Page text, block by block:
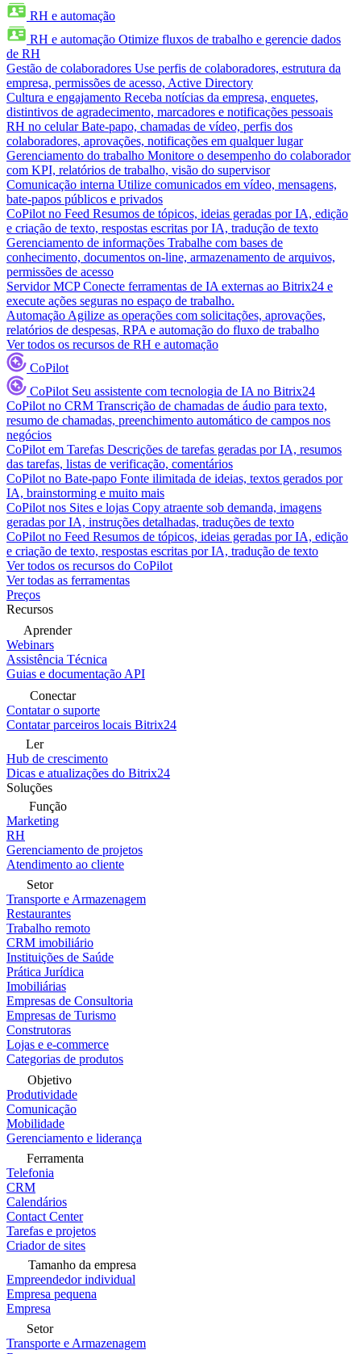
RH e automação
RH e automação Otimize fluxos de trabalho e gerencie dados
de RH
Gestão de colaboradores Use perfis de colaboradores, estrutura da
empresa, permissões de acesso, Active Directory
Cultura e engajamento Receba notícias da empresa, enquetes,
distintivos de agradecimento, marcadores e notificações pessoais
RH no celular Bate-papo, chamadas de vídeo, perfis dos
colaboradores, aprovações, notificações em qualquer lugar
Gerenciamento do trabalho Monitore o desempenho do colaborador
com KPI, relatórios de trabalho, visão do supervisor
Comunicação interna Utilize comunicados em vídeo, mensagens,
bate-papos públicos e privados
CoPilot no Feed Resumos de tópicos, ideias geradas por IA, edição
e criação de texto, respostas escritas por IA, tradução de texto
Gerenciamento de informações Trabalhe com bases de
conhecimento, documentos on-line, armazenamento de arquivos,
permissões de acesso
Servidor MCP Conecte ferramentas de IA externas ao Bitrix24 e
execute ações seguras no espaço de trabalho.
Automação Agilize as operações com solicitações, aprovações,
relatórios de despesas, RPA e automação do fluxo de trabalho
Ver todos os recursos de RH e automação
CoPilot
CoPilot Seu assistente com tecnologia de IA no Bitrix24
CoPilot no CRM Transcrição de chamadas de áudio para texto,
resumo de chamadas, preenchimento automático de campos nos
negócios
CoPilot em Tarefas Descrições de tarefas geradas por IA, resumos
das tarefas, listas de verificação, comentários
CoPilot no Bate-papo Fonte ilimitada de ideias, textos gerados por
IA, brainstorming e muito mais
CoPilot nos Sites e lojas Copy atraente sob demanda, imagens
geradas por IA, instruções detalhadas, traduções de texto
CoPilot no Feed Resumos de tópicos, ideias geradas por IA, edição
e criação de texto, respostas escritas por IA, tradução de texto
Ver todos os recursos do CoPilot
Ver todas as ferramentas
Preços
Recursos
Aprender
Webinars
Assistência Técnica
Guias e documentação API
Conectar
Contatar o suporte
Contatar parceiros locais Bitrix24
Ler
Hub de crescimento
Dicas e atualizações do Bitrix24
Soluções
Função
Marketing
RH
Gerenciamento de projetos
Atendimento ao cliente
Setor
Transporte e Armazenagem
Restaurantes
Trabalho remoto
CRM imobiliário
Instituições de Saúde
Prática Jurídica
Imobiliárias
Empresas de Consultoria
Empresas de Turismo
Construtoras
Lojas e e-commerce
Categorias de produtos
Objetivo
Produtividade
Comunicação
Mobilidade
Gerenciamento e liderança
Ferramenta
Telefonia
CRM
Calendários
Contact Center
Tarefas e projetos
Criador de sites
Tamanho da empresa
Empreendedor individual
Empresa pequena
Empresa
Setor
Transporte e Armazenagem